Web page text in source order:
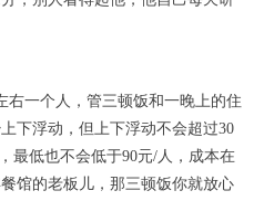
右一个人，管三顿饭和一晚上的住
下浮动，但上下浮动不会超过30
最低也不会低于90元/人，成本在
馆的老板儿，那三顿饭你就放心